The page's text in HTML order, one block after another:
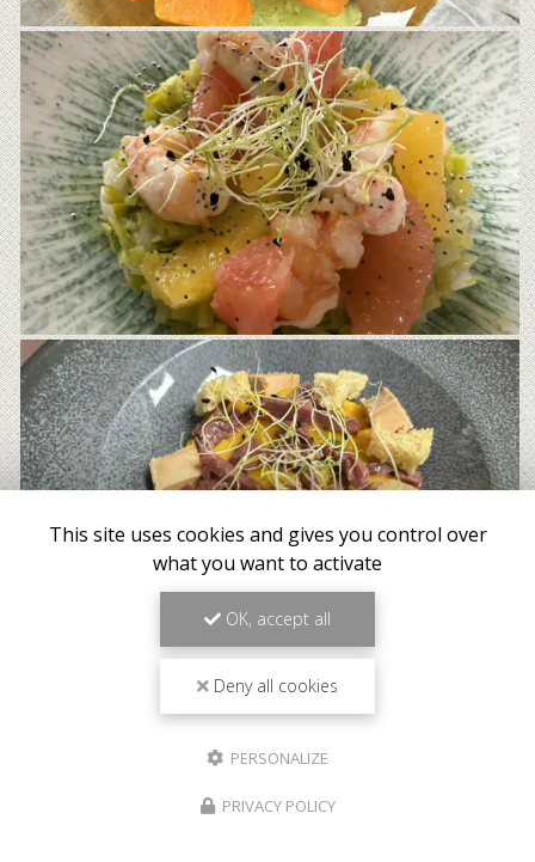
This site uses cookies and gives you control over
what you want to activate
OK, accept all
Deny all cookies
PERSONALIZE
PRIVACY POLICY